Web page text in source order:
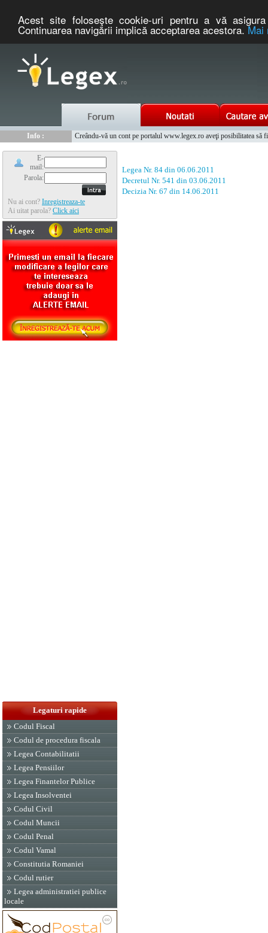
Acest site foloseşte cookie-uri pentru a vă
Continuarea navigării implică acceptarea acestora.Mai
Info :
Creându-vă un cont pe portalul www.legex.ro aveţi posibilitatea să
E-
mail:
Parola:
Nu ai cont? Inregistreaza-te
Ai uitat parola? Click aici
Legaturi rapide
Codul Fiscal
Codul de procedura fiscala
Legea Contabilitatii
Legea Pensiilor
Legea Finantelor Publice
Legea Insolventei
Codul Civil
Codul Muncii
Codul Penal
Codul Vamal
Constitutia Romaniei
Codul rutier
Legea administratiei publice
locale
Legea Nr. 84 din 06.06.2011
Decretul Nr. 541 din 03.06.2011
Decizia Nr. 67 din 14.06.2011